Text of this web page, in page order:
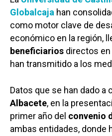
Globalcaja han
como motor clave de
económico en la región,
beneficiarios directos en
han transmitido a los
Datos que se han dado a
Albacete, en la
primer año del convenio
ambas entidades, donde